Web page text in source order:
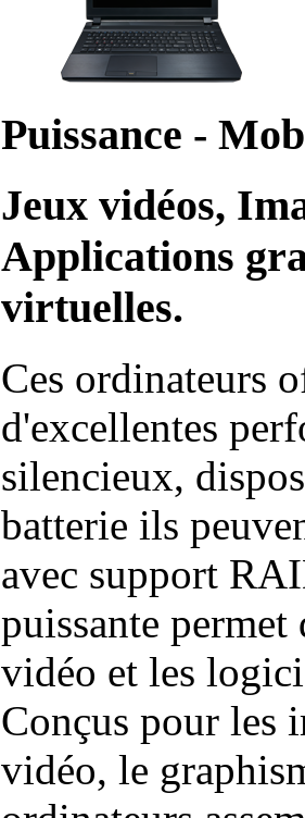
Puissance -
Jeux vidéos,
Applications
virtuelles.
Ces ordinateurs
d'excellentes
silencieux,
batterie ils
avec support
puissante permet
vidéo et les
Conçus pour les
vidéo, le